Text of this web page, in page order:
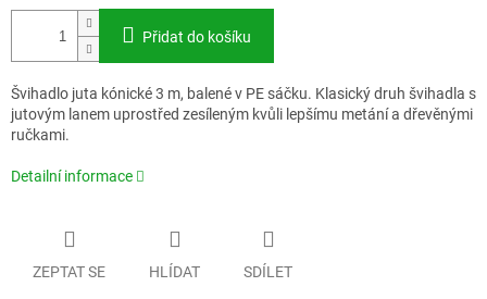
Přidat do košíku
Švihadlo juta kónické 3 m, balené v PE sáčku. Klasický druh švihadla s
jutovým lanem uprostřed zesíleným kvůli lepšímu metání a dřevěnými
ručkami.
Detailní informace
ZEPTAT SE HLÍDAT SDÍLET